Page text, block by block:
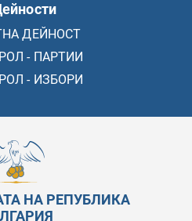
ДЕЙНОСТ
- ПАРТИИ
- ИЗБОРИ
НА РЕПУБЛИКА